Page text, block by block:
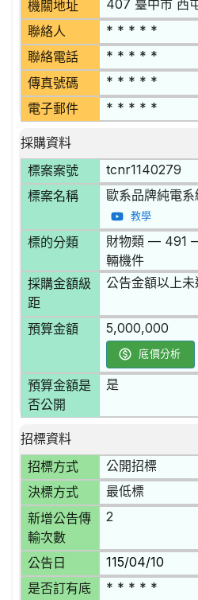
機關地址 407 臺中市 西
聯絡人 * * * * *
聯絡電話 * * * * *
傳真號碼 * * * * *
電子郵件 * * * * *
採購資料
標案案號
tcnr1140279
標案名稱 歐系品牌純電
教學
標的分類
財物類 — 491
輛機件
採購金額級
距
公告金額以上
預算金額 5,000,000
底價分析
預算金額是
否公開
是
招標資料
招標方式
公開招標
決標方式 最低標
新增公告傳
輸次數
2
公告日 115/04/10
是否訂有底
* * * * *